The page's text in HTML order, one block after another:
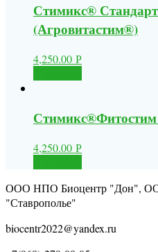
Стимикс®
(Агровитастим®)
4,250.00 Р
4,250.00 Р
ООО НПО Биоцентр "Дон",
"Ставрополье"
biocentr2022@yandex.ru